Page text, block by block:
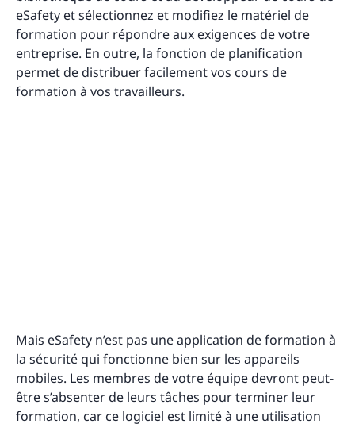
eSafety et sélectionnez et modifiez le matériel de
formation pour répondre aux exigences de votre
entreprise. En outre, la fonction de planification
permet de distribuer facilement vos cours de
formation à vos travailleurs.
Mais eSafety n’est pas une application de formation à
la sécurité qui fonctionne bien sur les appareils
mobiles. Les membres de votre équipe devront peut-
être s’absenter de leurs tâches pour terminer leur
formation, car ce logiciel est limité à une utilisation